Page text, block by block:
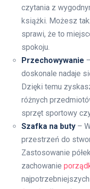
czytania z
książki. Możesz
sprawi, że to
spokoju.
Przechowywanie
doskonale nadaje
Dzięki temu
różnych
sprzęt sportowy
Szafka na buty –
przestrzeń do
Zastosowanie
zachowanie